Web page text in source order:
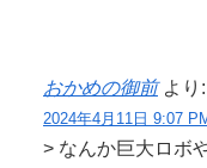
おかめの御前 より:
2024年4月11日 9:07
> なんか巨大ロボ